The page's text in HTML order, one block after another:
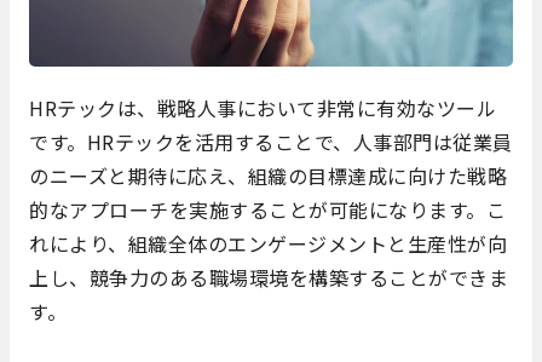
HRテックは、戦略人事において非常に有効なツール
です。HRテックを活用することで、人事部門は従業員
のニーズと期待に応え、組織の目標達成に向けた戦略
的なアプローチを実施することが可能になります。こ
れにより、組織全体のエンゲージメントと生産性が向
上し、競争力のある職場環境を構築することができま
す。